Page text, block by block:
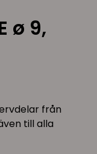
ø 9,
från
till alla